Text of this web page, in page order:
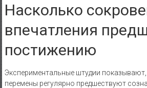
Насколько
впечатления
постижению
Экспериментальные штудии показывают,
перемены регулярно предшествуют